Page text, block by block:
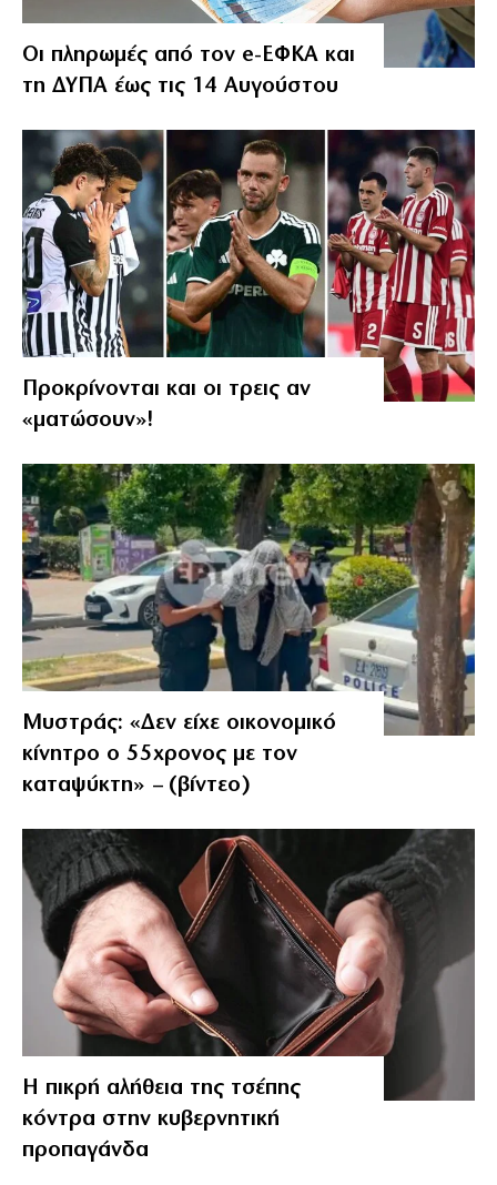
Οι πληρωμές από τον e-ΕΦΚΑ και
τη ΔΥΠΑ έως τις 14 Αυγούστου
Προκρίνονται και οι τρεις αν
«ματώσουν»!
Μυστράς: «Δεν είχε οικονομικό
κίνητρο ο 55χρονος με τον
καταψύκτη» – (βίντεο)
Η πικρή αλήθεια της τσέπης
κόντρα στην κυβερνητική
προπαγάνδα